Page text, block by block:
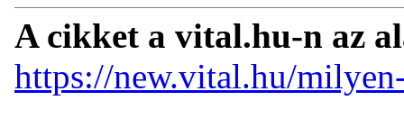
A cikket a vital.hu-n az
https://new.vital.hu/